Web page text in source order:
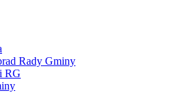
Rady Gminy
RG